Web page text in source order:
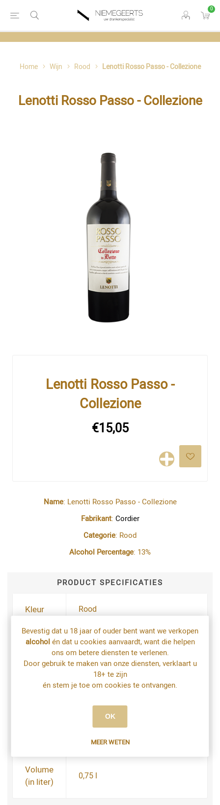
0
Home Wijn Rood Lenotti Rosso Passo - Collezione
Lenotti Rosso Passo - Collezione
Lenotti Rosso Passo -
Collezione
€15,05
Name: Lenotti Rosso Passo - Collezione
Fabrikant: Cordier
Categorie: Rood
Alcohol Percentage: 13%
PRODUCT SPECIFICATIES
Kleur Rood
Land Italië
Merlot
Sangiovese
Veneto
Volume
(in liter)
0,75 l
Bevestig dat u 18 jaar of ouder bent want we verkopen
alcoholén dat u cookies aanvaardt, want die helpen
ons om betere diensten te verlenen.
Door gebruik te maken van onze diensten, verklaart u
18+ te zijn
én stem je toe om cookies te ontvangen.
OK
MEER WETEN